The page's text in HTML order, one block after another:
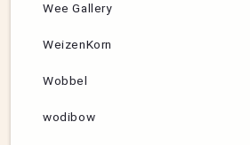
Wee Gallery
WeizenKorn
Wobbel
wodibow